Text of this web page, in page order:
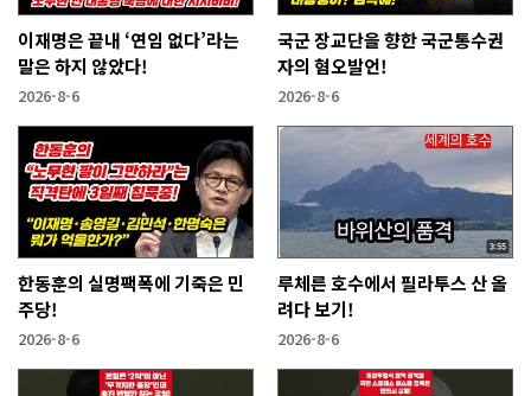
이재명은 끝내 ‘연임 없다’라는
말은 하지 않았다!
2026-8-6
국군 장교단을 향한 국군통수권
자의 혐오발언!
2026-8-6
한동훈의 실명팩폭에 기죽은 민
주당!
2026-8-6
루체른 호수에서 필라투스 산 올
려다 보기!
2026-8-6